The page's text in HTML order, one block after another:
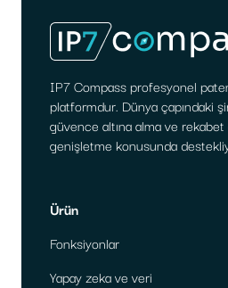
IP7 Compass profesyonel
platformdur. Dünya çapındaki
güvence altına alma ve rekabet
genişletme konusunda
Ürün
Fonksiyonlar
Yapay zeka ve veri